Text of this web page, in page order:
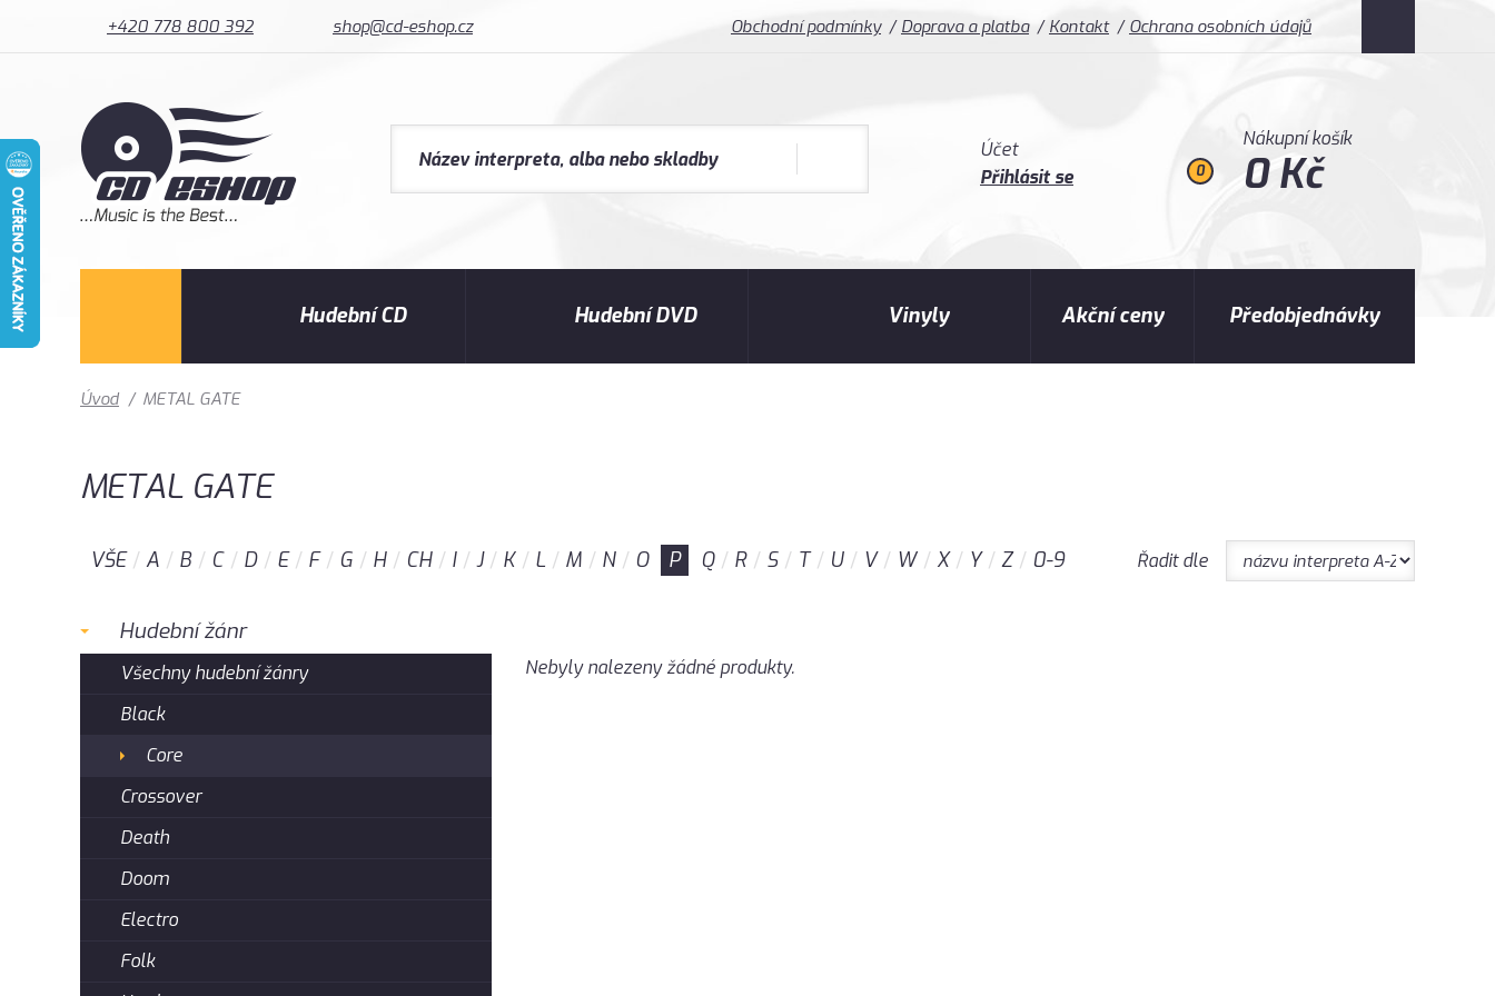
+420 778 800 392 shop@cd-eshop.cz Obchodní podmínky Doprava a platba Kontakt Ochrana osobních údajů
Účet
Přihlásit se
0
Nákupní košík
0 Kč
Hudební CD Hudební DVD Vinyly Akční ceny Předobjednávky
Úvod / METAL GATE
METAL GATE
VŠE A B C D E F G H CH I J K L M N O P Q R S T U V W X Y Z 0-9 Řadit dle
Hudební žánr
Všechny hudební žánry
Black
Core
Crossover
Death
Doom
Electro
Folk
Nebyly nalezeny žádné produkty.